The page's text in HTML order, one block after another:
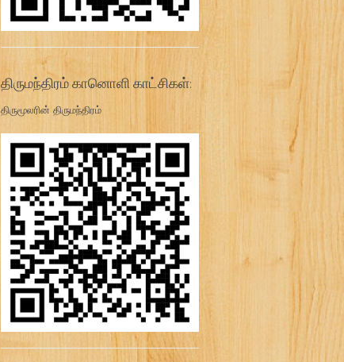
திருமந்திரம் கானொளி காட்சிகள்:
திருமூலரின் திருமந்திரம்